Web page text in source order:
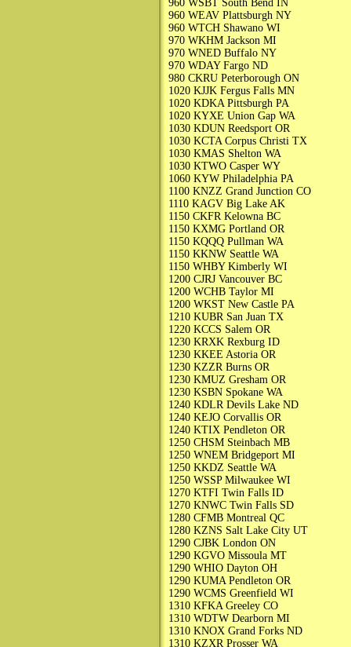
960 WSBT South Bend IN
960 WEAV Plattsburgh NY
960 WTCH Shawano WI
970 WKHM Jackson MI
970 WNED Buffalo NY
970 WDAY Fargo ND
980 CKRU Peterborough ON
1020 KJJK Fergus Falls MN
1020 KDKA Pittsburgh PA
1020 KYXE Union Gap WA
1030 KDUN Reedsport OR
1030 KCTA Corpus Christi TX
1030 KMAS Shelton WA
1030 KTWO Casper WY
1060 KYW Philadelphia PA
1100 KNZZ Grand Junction CO
1110 KAGV Big Lake AK
1150 CKFR Kelowna BC
1150 KXMG Portland OR
1150 KQQQ Pullman WA
1150 KKNW Seattle WA
1150 WHBY Kimberly WI
1200 CJRJ Vancouver BC
1200 WCHB Taylor MI
1200 WKST New Castle PA
1210 KUBR San Juan TX
1220 KCCS Salem OR
1230 KRXK Rexburg ID
1230 KKEE Astoria OR
1230 KZZR Burns OR
1230 KMUZ Gresham OR
1230 KSBN Spokane WA
1240 KDLR Devils Lake ND
1240 KEJO Corvallis OR
1240 KTIX Pendleton OR
1250 CHSM Steinbach MB
1250 WNEM Bridgeport MI
1250 KKDZ Seattle WA
1250 WSSP Milwaukee WI
1270 KTFI Twin Falls ID
1270 KNWC Twin Falls SD
1280 CFMB Montreal QC
1280 KZNS Salt Lake City UT
1290 CJBK London ON
1290 KGVO Missoula MT
1290 WHIO Dayton OH
1290 KUMA Pendleton OR
1290 WCMS Greenfield WI
1310 KFKA Greeley CO
1310 WDTW Dearborn MI
1310 KNOX Grand Forks ND
1310 KZXR Prosser WA